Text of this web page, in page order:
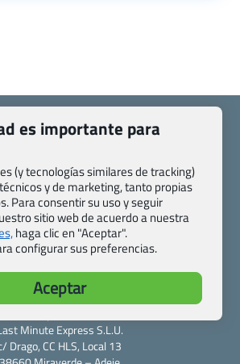
somos
Contacto
Salud y otras disposiciones específicas
Registro de agencias
Condiciones generales
y cookies
Transparencia
Todas las páginas – sitemap
Minute Express S.L.U.
Drago, CC HLS, Local 13
es importante para
(y tecnologías similares de tracking)
y de marketing, tanto propias
Para consentir su uso y seguir
sitio web de acuerdo a nuestra
haga clic en "Aceptar".
configurar sus preferencias.
Aceptar